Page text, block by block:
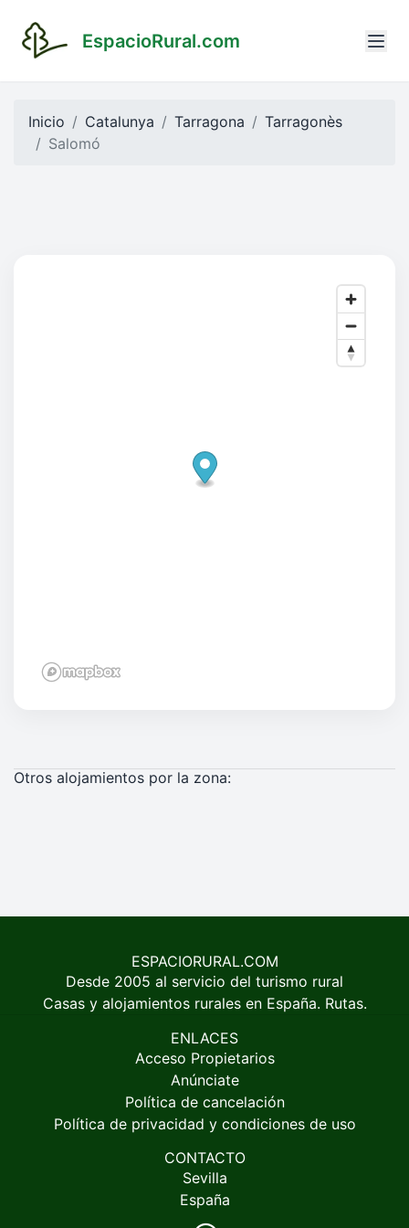
EspacioRural.com
Inicio Catalunya Tarragona
Tarragonès
Salomó
Otros alojamientos por la zona:
ESPACIORURAL.COM
Desde 2005 al servicio del turismo rural
Casas y alojamientos rurales en España. Rutas.
ENLACES
Acceso Propietarios
Anúnciate
Política de cancelación
Política de privacidad y condiciones de uso
CONTACTO
Sevilla
España